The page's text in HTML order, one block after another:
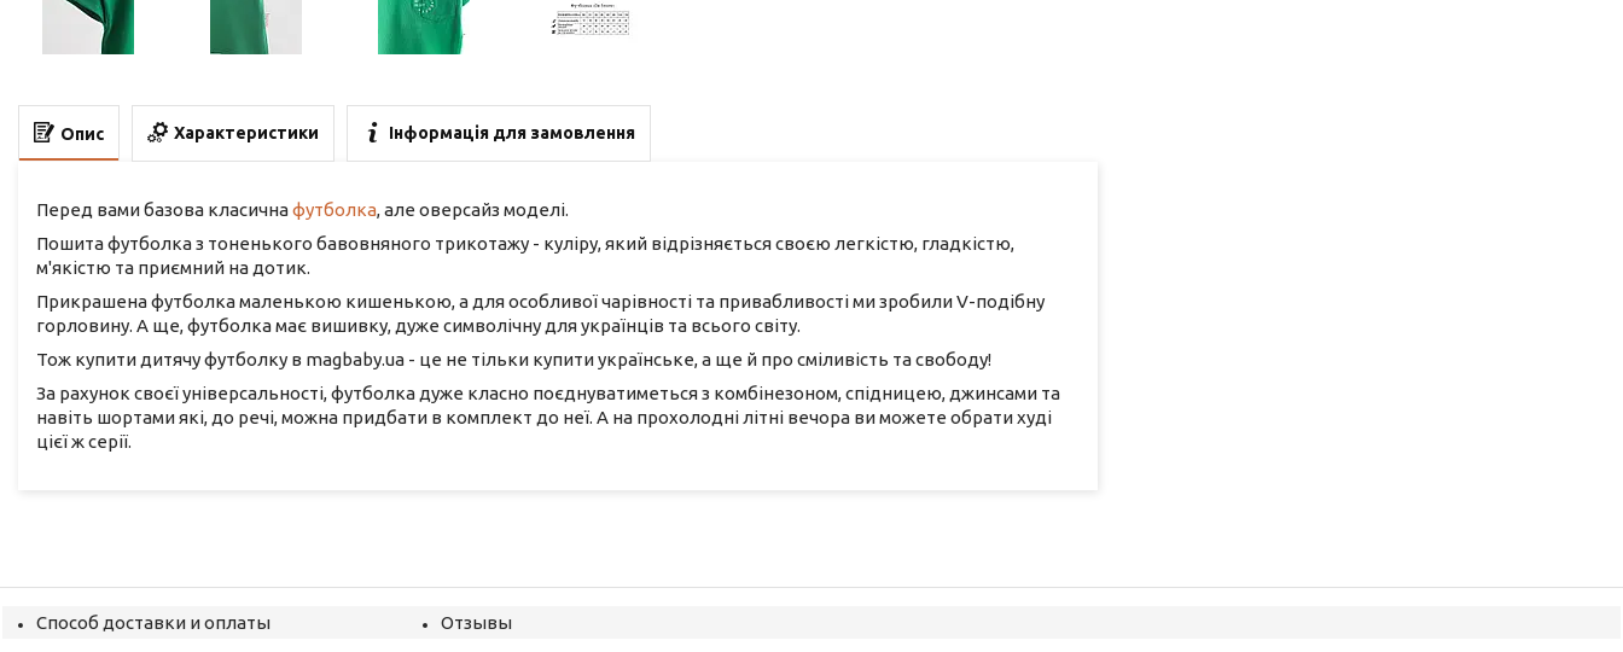
Опис Характеристики Інформація для замовлення
Перед вами базова класичнафутболка, але оверсайз моделі.
Пошита футболка з тоненького бавовняного трикотажу - куліру, який відрізняється своєю легкістю, гладкістю,
м'якістю та приємний на дотик.
Прикрашена футболка маленькою кишенькою, а для особливої чарівності та привабливості ми зробили V-подібну
горловину. А ще, футболка має вишивку, дуже символічну для українців та всього світу.
Тож купити дитячу футболку в magbaby.ua - це не тільки купити українське, а ще й про сміливість та свободу!
За рахунок своєї універсальності, футболка дуже класно поєднуватиметься з комбінезоном, спідницею, джинсами та
навіть шортами які, до речі, можна придбати в комплект до неї. А на прохолодні літні вечора ви можете обрати худі
цієї ж серії.
Способ доставки и оплаты Отзывы